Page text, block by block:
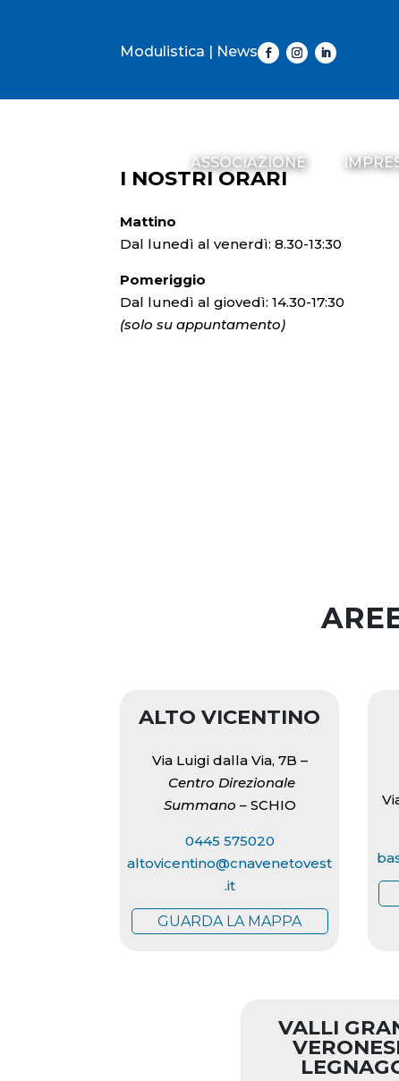
Modulistica | News
ASSOCIAZIONE
I NOSTRI ORARI
Mattino
Dal lunedì al venerdì: 8.30-13:30
Pomeriggio
Dal lunedì al giovedì: 14.30-17:30
(solo su appuntamento)
ALTO VICENTINO
Via Luigi dalla Via, 7B –
Centro Direzionale
Summano – SCHIO
0445 575020
altovicentino@cnavenetovest
.it
GUARDA LA MAPPA
VALLI